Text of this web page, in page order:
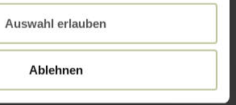
Auswahl erlauben
Ablehnen